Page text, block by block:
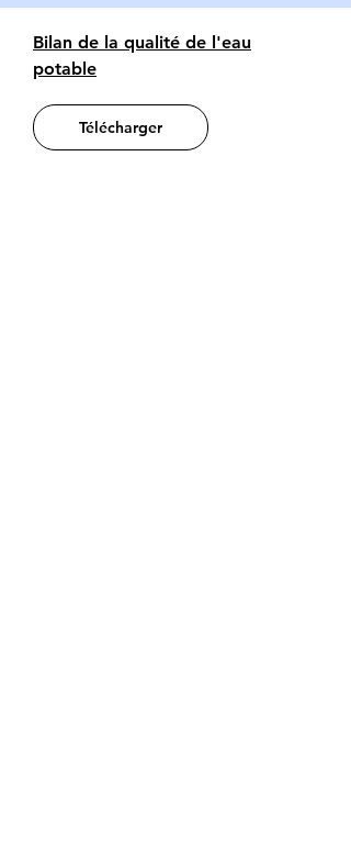
Bilan de la qualité de l'eau
potable
Télécharger